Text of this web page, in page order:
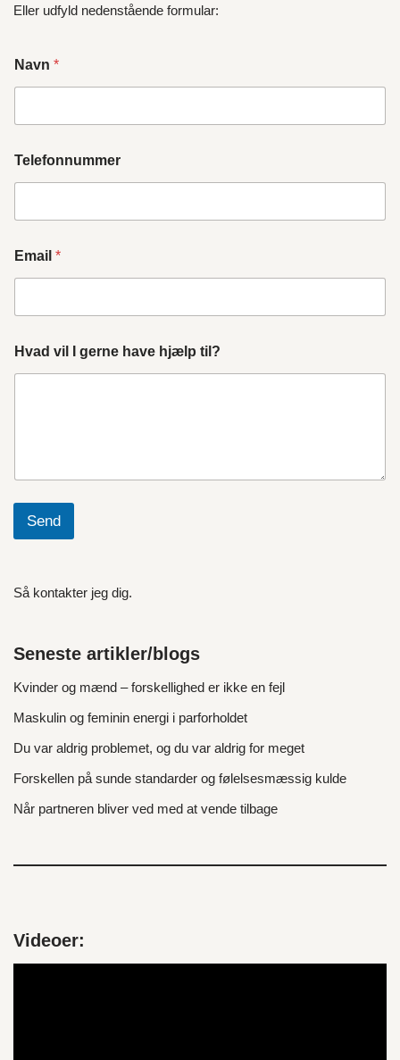
Eller udfyld nedenstående formular:
Navn *
Telefonnummer
Email *
Hvad vil I gerne have hjælp til?
Send
Så kontakter jeg dig.
Seneste artikler/blogs
Kvinder og mænd – forskellighed er ikke en fejl
Maskulin og feminin energi i parforholdet
Du var aldrig problemet, og du var aldrig for meget
Forskellen på sunde standarder og følelsesmæssig kulde
Når partneren bliver ved med at vende tilbage
Videoer: